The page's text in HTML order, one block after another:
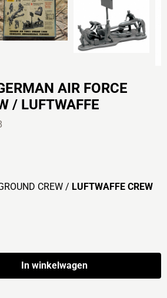
AIR FORCE
/ LUFTWAFFE
CREW / LUFTWAFFE CREW
In winkelwagen